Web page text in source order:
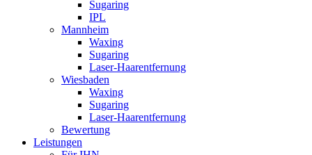
Sugaring
IPL
Mannheim
Waxing
Sugaring
Laser-Haarentfernung
Wiesbaden
Waxing
Sugaring
Laser-Haarentfernung
Bewertung
Leistungen